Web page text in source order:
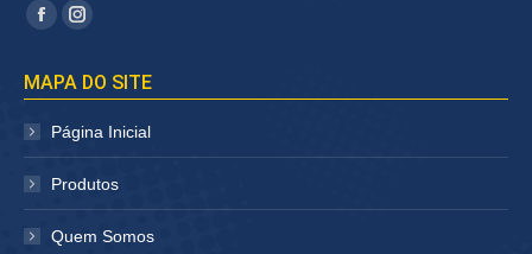
Encontre-nos em:
Facebook
abre
em
janela
Instagram
abre
janela
MAPA DO SITE
Página Inicial
Produtos
Quem Somos